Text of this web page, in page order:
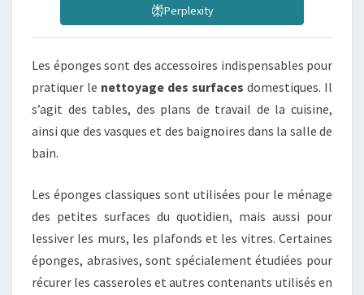
Perplexity
Les éponges sont des accessoires indispensables pour
pratiquer le nettoyage des surfaces domestiques. Il
s’agit des tables, des plans de travail de la cuisine,
ainsi que des vasques et des baignoires dans la salle de
bain.
Les éponges classiques sont utilisées pour le ménage
des petites surfaces du quotidien, mais aussi pour
lessiver les murs, les plafonds et les vitres. Certaines
éponges, abrasives, sont spécialement étudiées pour
récurer les casseroles et autres contenants utilisés en